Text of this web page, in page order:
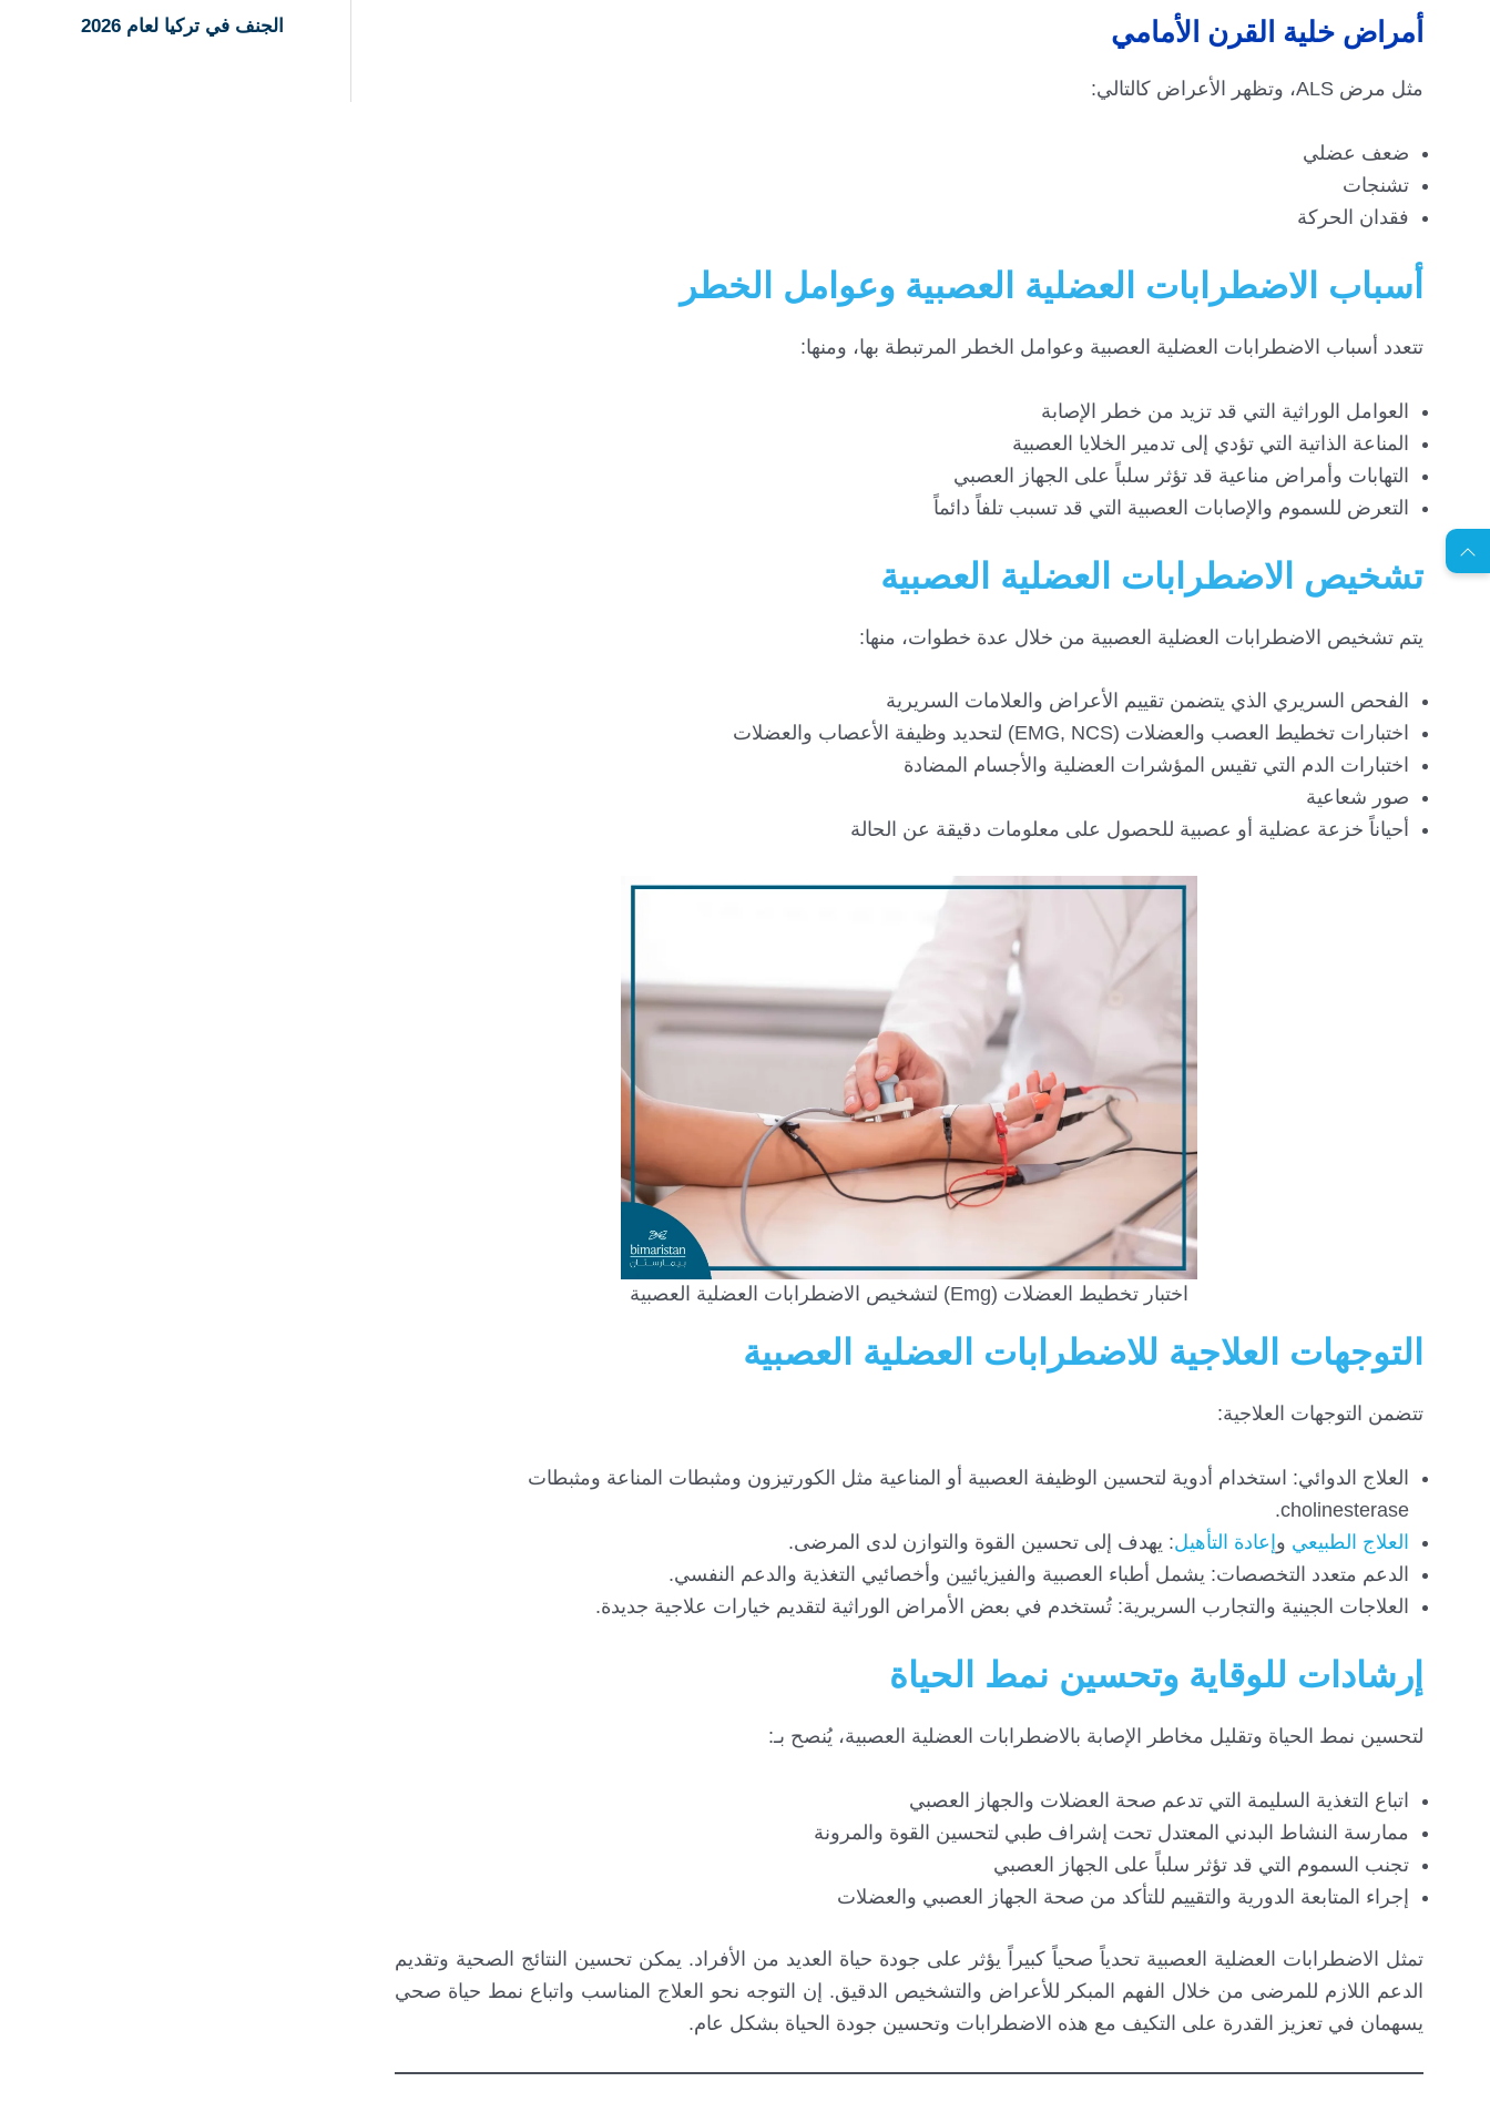
أمراض خلية القرن الأمامي
مثل مرض ALS، وتظهر الأعراض كالتالي:
ضعف عضلي
تشنجات
فقدان الحركة
أسباب الاضطرابات العضلية العصبية وعوامل الخطر
تتعدد أسباب الاضطرابات العضلية العصبية وعوامل الخطر المرتبطة بها، ومنها:
العوامل الوراثية التي قد تزيد من خطر الإصابة
المناعة الذاتية التي تؤدي إلى تدمير الخلايا العصبية
التهابات وأمراض مناعية قد تؤثر سلباً على الجهاز العصبي
التعرض للسموم والإصابات العصبية التي قد تسبب تلفاً دائماً
تشخيص الاضطرابات العضلية العصبية
يتم تشخيص الاضطرابات العضلية العصبية من خلال عدة خطوات، منها:
الفحص السريري الذي يتضمن تقييم الأعراض والعلامات السريرية
اختبارات تخطيط العصب والعضلات (EMG, NCS) لتحديد وظيفة الأعصاب والعضلات
اختبارات الدم التي تقيس المؤشرات العضلية والأجسام المضادة
صور شعاعية
أحياناً خزعة عضلية أو عصبية للحصول على معلومات دقيقة عن الحالة
اختبار تخطيط العضلات (Emg) لتشخيص الاضطرابات العضلية العصبية
التوجهات العلاجية للاضطرابات العضلية العصبية
تتضمن التوجهات العلاجية:
العلاج الدوائي: استخدام أدوية لتحسين الوظيفة العصبية أو المناعية مثل الكورتيزون ومثبطات المناعة ومثبطات
cholinesterase.
العلاج الطبيعي و إعادة التأهيل: يهدف إلى تحسين القوة والتوازن لدى المرضى.
الدعم متعدد التخصصات: يشمل أطباء العصبية والفيزيائيين وأخصائيي التغذية والدعم النفسي.
العلاجات الجينية والتجارب السريرية: تُستخدم في بعض الأمراض الوراثية لتقديم خيارات علاجية جديدة.
إرشادات للوقاية وتحسين نمط الحياة
لتحسين نمط الحياة وتقليل مخاطر الإصابة بالاضطرابات العضلية العصبية، يُنصح بـ:
اتباع التغذية السليمة التي تدعم صحة العضلات والجهاز العصبي
ممارسة النشاط البدني المعتدل تحت إشراف طبي لتحسين القوة والمرونة
تجنب السموم التي قد تؤثر سلباً على الجهاز العصبي
إجراء المتابعة الدورية والتقييم للتأكد من صحة الجهاز العصبي والعضلات
تمثل الاضطرابات العضلية العصبية تحدياً صحياً كبيراً يؤثر على جودة حياة العديد من الأفراد. يمكن تحسين النتائج الصحية وتقديم
الدعم اللازم للمرضى من خلال الفهم المبكر للأعراض والتشخيص الدقيق. إن التوجه نحو العلاج المناسب واتباع نمط حياة صحي
يسهمان في تعزيز القدرة على التكيف مع هذه الاضطرابات وتحسين جودة الحياة بشكل عام.
الجنف في تركيا لعام 2026
ل
ا
س
ت
ش
ا
ر
ة
م
ج
ا
ن
ي
ة